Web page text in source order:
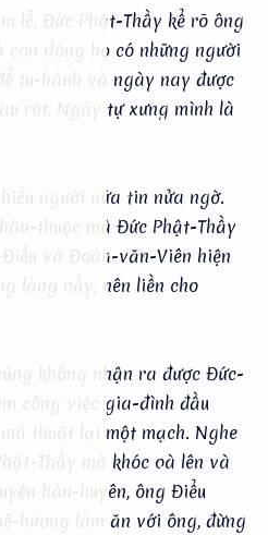
lễ, Đức Phật-Thầy kể rõ ông
con dòng họ có những người
tu-hành và ngày nay được
rốt, Ngày tự xưng mình là
người nửa tin nửa ngờ.
thuộc mà Đức Phật-Thầy
và Đoàn-văn-Viên hiện
làng nầy, nên liền cho
không nhận ra được Đức-
công việc gia-đình đầu
thuật lại một mạch. Nghe
Thầy mà khóc oà lên và
hàn-huyên, ông Điểu
hương làm ăn với ông, đừng